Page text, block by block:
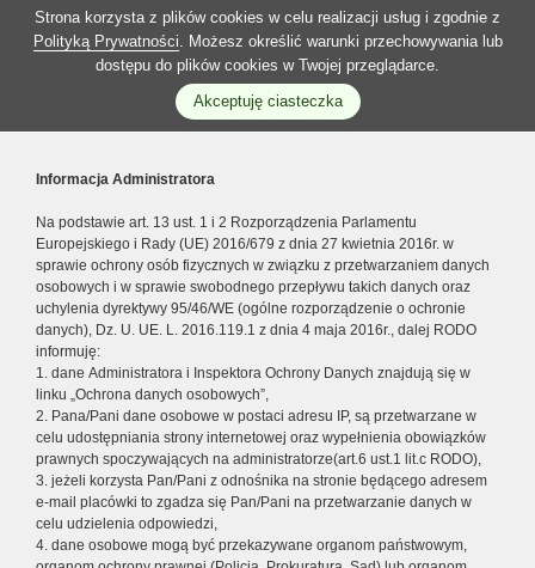
Strona korzysta z plików cookies w celu realizacji usług i zgodnie z
Polityką Prywatności. Możesz określić warunki przechowywania lub
dostępu do plików cookies w Twojej przeglądarce.
Akceptuję ciasteczka
Informacja Administratora
Na podstawie art. 13 ust. 1 i 2 Rozporządzenia Parlamentu
Europejskiego i Rady (UE) 2016/679 z dnia 27 kwietnia 2016r. w
sprawie ochrony osób fizycznych w związku z przetwarzaniem danych
osobowych i w sprawie swobodnego przepływu takich danych oraz
uchylenia dyrektywy 95/46/WE (ogólne rozporządzenie o ochronie
danych), Dz. U. UE. L. 2016.119.1 z dnia 4 maja 2016r., dalej RODO
informuję:
1. dane Administratora i Inspektora Ochrony Danych znajdują się w
linku „Ochrona danych osobowych”,
2. Pana/Pani dane osobowe w postaci adresu IP, są przetwarzane w
celu udostępniania strony internetowej oraz wypełnienia obowiązków
prawnych spoczywających na administratorze(art.6 ust.1 lit.c RODO),
3. jeżeli korzysta Pan/Pani z odnośnika na stronie będącego adresem
e-mail placówki to zgadza się Pan/Pani na przetwarzanie danych w
celu udzielenia odpowiedzi,
4. dane osobowe mogą być przekazywane organom państwowym,